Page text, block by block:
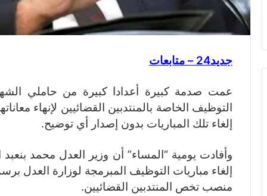
جديد24 – متابعات
عمت صدمة كبيرة أعدادا كبيرة من حاملي
التوظيف الخاصة بالمنتدبين القضائيين لإنهاء
إلغاء تلك المباريات بدون إصدار أي توضيح.
وأفادت يومية “المساء” أن وزير العدل محمد
منصب تخص المنتدبين القضائيين.